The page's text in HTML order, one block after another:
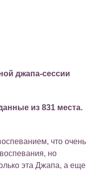
джапа-сессии
из 831 места.
что очень
но
эта Джапа, а еще